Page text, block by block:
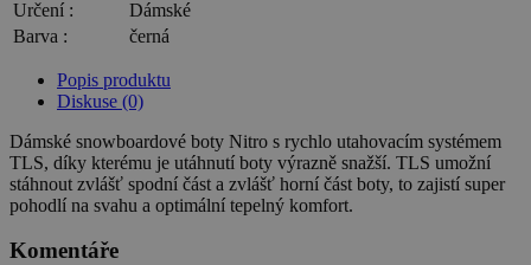
Určení :
Dámské
Barva :
černá
Popis produktu
Diskuse (0)
Dámské snowboardové boty Nitro s rychlo utahovacím systémem
TLS, díky kterému je utáhnutí boty výrazně snažší. TLS umožní
stáhnout zvlášť spodní část a zvlášť horní část boty, to zajistí super
pohodlí na svahu a optimální tepelný komfort.
Komentáře